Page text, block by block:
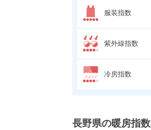
服装指数
紫外線指数
冷房指数
長野県の暖房指数